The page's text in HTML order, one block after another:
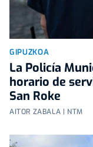
GIPUZKOA
La Policía
horario de
San Roke
AITOR ZABALA | NTM